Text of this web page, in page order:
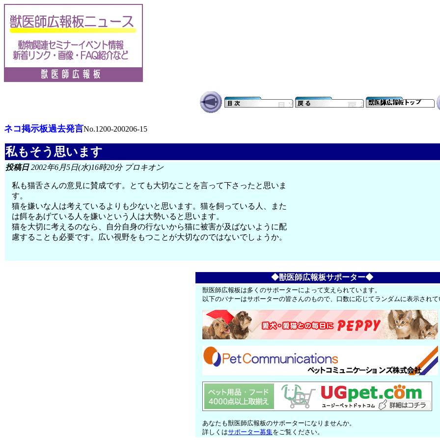
ネコ掲示板過去発言No.1200-200206-15
私もそう思います
投稿日2002年6月5日(水)16時20分 プロキオン
私も猫舌さんの意見に賛成です。とても大切なことを言って下さったと思いま
す。
猫を嫌いな人は考えているよりも少ないと思います。猫を飼っている人、また
は餌をあげている人を嫌いという人は大勢いると思います。
猫を大切に考えるのなら、自分自身の行ないから猫に被害が及ばないように配
慮することも必要です。広い視野をもつことが大切なのではないでしょうか。
◆獣医師広報板サポーター◆
獣医師広報板は多くのサポーターによって支えられています。
以下のバナーはサポーターの皆さんのもので、口数に応じてランダムに表示され
あなたも獣医師広報板のサポーターになりませんか。
詳しくはサポーター募集をご覧ください。